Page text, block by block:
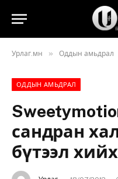
Урлаг.мн » Оддын амьдрал
ОДДЫН АМЬДРАЛ
сандран
бүтээл